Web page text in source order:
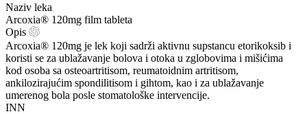
Naziv leka
Arcoxia® 120mg film tableta
Opis
Arcoxia® 120mg je lek koji sadrži aktivnu supstancu etorikoksib i
koristi se za ublažavanje bolova i otoka u zglobovima i mišićima
kod osoba sa osteoartritisom, reumatoidnim artritisom,
ankilozirajućim spondilitisom i gihtom, kao i za ublažavanje
umerenog bola posle stomatološke intervencije.
INN